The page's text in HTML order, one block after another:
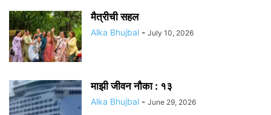
मैत्रीची सहल
Alka Bhujbal - July 10, 2026
माझी जीवन नौका : १३
Alka Bhujbal - June 29, 2026